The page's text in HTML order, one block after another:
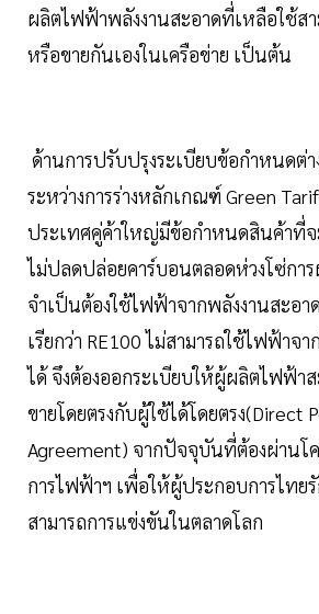
ผลิตไฟฟ้าพลังงานสะอาดที่เหลือใช้สา
หรือขายกันเองในเครือข่าย เป็นต้น
ด้านการปรับปรุงระเบียบข้อกำหนด
ระหว่างการร่างหลักเกณฑ์ Green
ประเทศคู่ค้าใหญ่มีข้อกำหนดสินค้าที่จ
ไม่ปลดปล่อยคาร์บอนตลอดห่วงโซ่กา
จำเป็นต้องใช้ไฟฟ้าจากพลังงานสะอ
เรียกว่า RE100 ไม่สามารถใช้ไฟฟ้าจ
ได้ จึงต้องออกระเบียบให้ผู้ผลิตไฟฟ้า
ขายโดยตรงกับผู้ใช้ได้โดยตรง(Direct
Agreement) จากปัจจุบันที่ต้องผ่านโ
การไฟฟ้าฯ เพื่อให้ผู้ประกอบการไทย
สามารถการแข่งขันในตลาดโลก